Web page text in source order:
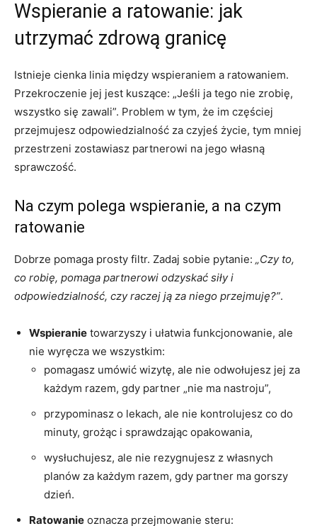
Wspieranie a ratowanie: jak
utrzymać zdrową granicę
Istnieje cienka linia między wspieraniem a ratowaniem.
Przekroczenie jej jest kuszące: „Jeśli ja tego nie zrobię,
wszystko się zawali”. Problem w tym, że im częściej
przejmujesz odpowiedzialność za czyjeś życie, tym mniej
przestrzeni zostawiasz partnerowi na jego własną
sprawczość.
Na czym polega wspieranie, a na czym
ratowanie
Dobrze pomaga prosty filtr. Zadaj sobie pytanie: „Czy to,
co robię, pomaga partnerowi odzyskać siły i
odpowiedzialność, czy raczej ją za niego przejmuję?”.
Wspieranie towarzyszy i ułatwia funkcjonowanie, ale
nie wyręcza we wszystkim:
pomagasz umówić wizytę, ale nie odwołujesz jej za
każdym razem, gdy partner „nie ma nastroju”,
przypominasz o lekach, ale nie kontrolujesz co do
minuty, grożąc i sprawdzając opakowania,
wysłuchujesz, ale nie rezygnujesz z własnych
planów za każdym razem, gdy partner ma gorszy
dzień.
Ratowanie oznacza przejmowanie steru: